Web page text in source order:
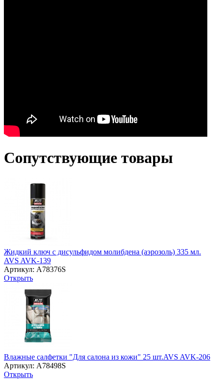
Сопутствующие товары
Жидкий ключ c дисульфидом молибдена (аэрозоль) 335 мл.
AVS AVK-139
Артикул: A78376S
Открыть
Влажные салфетки "Для салона из кожи" 25 шт.AVS AVK-206
Артикул: A78498S
Открыть